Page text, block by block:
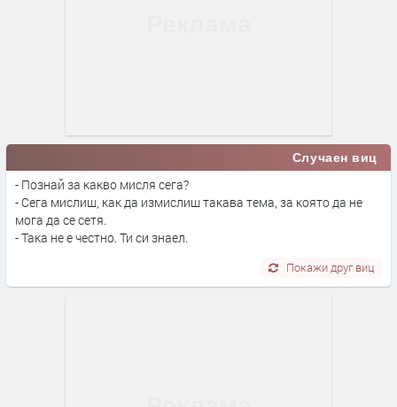
Случаен виц
- Познай за какво мисля сега?
- Сега мислиш, как да измислиш такава тема, за която да не
мога да се сетя.
- Така не е честно. Ти си знаел.
Покажи друг виц